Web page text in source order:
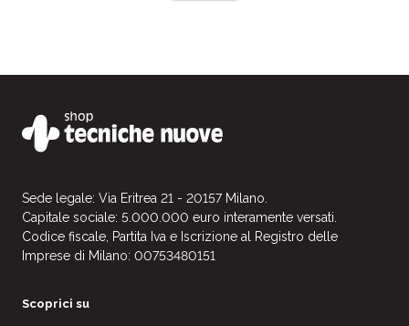
Sede legale: Via Eritrea 21 - 20157 Milano.
Capitale sociale: 5.000.000 euro interamente versati.
Codice fiscale, Partita Iva e Iscrizione al Registro delle
Imprese di Milano: 00753480151
Scoprici su